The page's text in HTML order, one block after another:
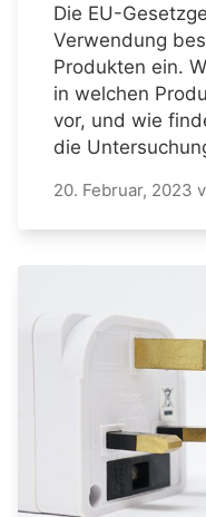
Die EU-
Verwendung
Produkten ein.
in welchen
vor, und wie
die
20. Februar, 2023